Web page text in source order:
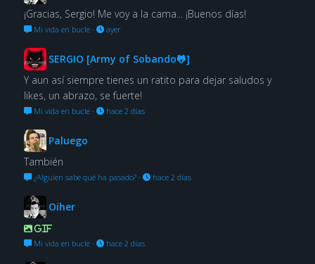
¡Gracias, Sergio! Me voy a la cama... ¡Buenos días!
Mi vida en bucle· ayer
SERGIO [Army of Sobando🐸]
Y aun así siempre tienes un ratito para dejar saludos y
likes, un abrazo, se fuerte!
Mi vida en bucle· hace 2 días
Paluego
También
¿Alguien sabe qué ha pasado?· hace 2 días
Oiher
GIF
Mi vida en bucle· hace 2 días